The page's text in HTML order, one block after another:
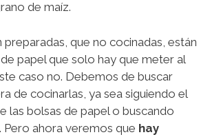
de maíz.
preparadas, que no cocinadas, están
papel que solo hay que meter al
caso no. Debemos de buscar
de cocinarlas, ya sea siguiendo el
las bolsas de papel o buscando
Pero ahora veremos que hay